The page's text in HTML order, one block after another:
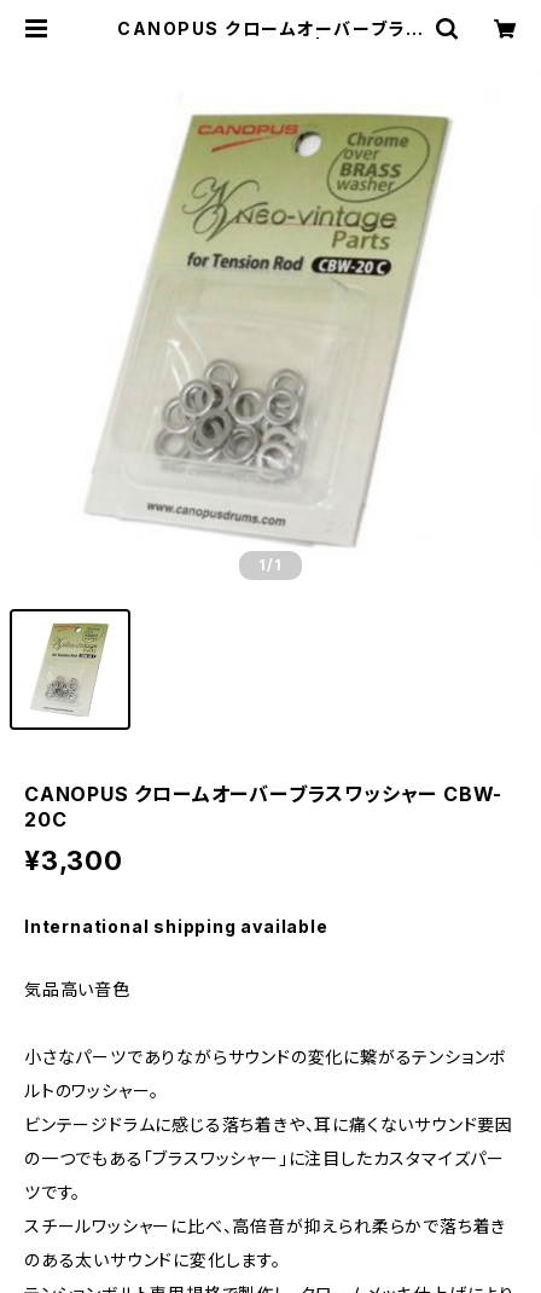
CANOPUS クロームオーバーブラス
1 /1
CANOPUS クロームオーバーブラスワッシャー CBW-
20C
¥3,300
International shipping available
気品高い音色
小さなパーツでありながらサウンドの変化に繋がるテンションボ
ルトのワッシャー。
ビンテージドラムに感じる落ち着きや、耳に痛くないサウンド要因
の一つでもある「ブラスワッシャー」に注目したカスタマイズパー
ツです。
スチールワッシャーに比べ、高倍音が抑えられ柔らかで落ち着き
のある太いサウンドに変化します。